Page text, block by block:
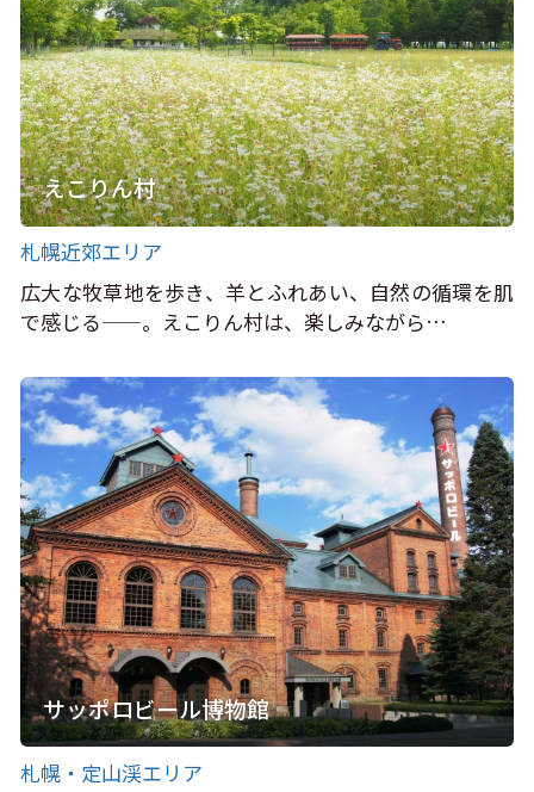
えこりん村
札幌近郊エリア
広大な牧草地を歩き、羊とふれあい、自然の循環を肌
で感じる——。えこりん村は、楽しみながら…
サッポロビール博物館
札幌・定山渓エリア